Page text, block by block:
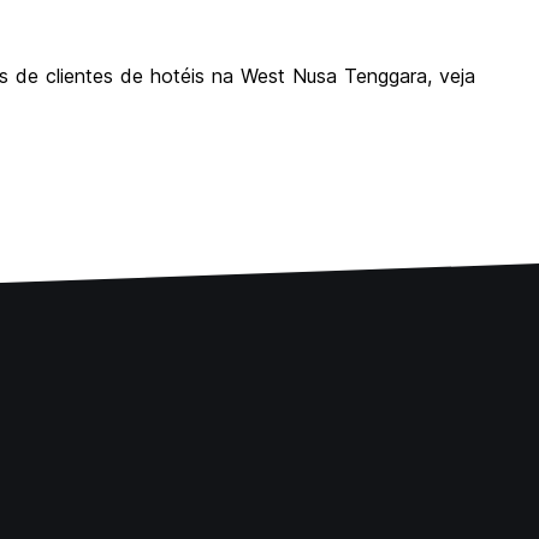
clientes de hotéis na West Nusa Tenggara, veja